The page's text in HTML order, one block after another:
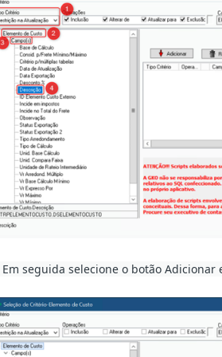
Em seguida selecione o botão Adicionar